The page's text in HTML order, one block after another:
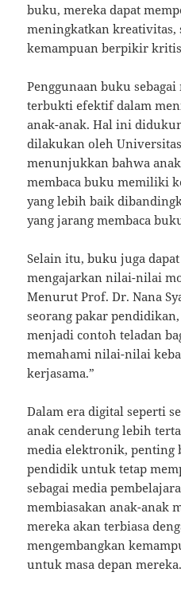
buku, mereka dapat
meningkatkan kreativitas,
kemampuan berpikir
Penggunaan buku
terbukti efektif dalam
anak-anak. Hal ini
dilakukan oleh
menunjukkan bahwa
membaca buku memiliki
yang lebih baik
yang jarang membaca
Selain itu, buku juga
mengajarkan nilai-nilai
Menurut Prof. Dr. Nana
seorang pakar
menjadi contoh teladan
memahami nilai-nilai
kerjasama.”
Dalam era digital seperti
anak cenderung lebih
media elektronik, penting
pendidik untuk tetap
sebagai media
membiasakan anak-anak
mereka akan terbiasa
mengembangkan
untuk masa depan mereka.